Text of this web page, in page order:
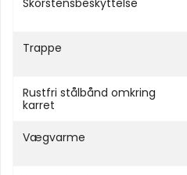
Skorstensbeskyttelse
Trappe
Rustfri stålbånd omkring
karret
Vægvarme